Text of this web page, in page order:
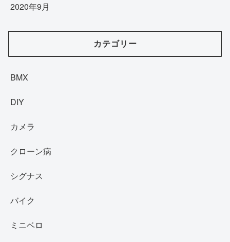
2020年9月
カテゴリー
BMX
DIY
カメラ
クローン病
シグナス
バイク
ミニベロ